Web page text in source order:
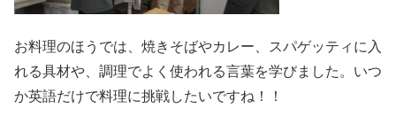
お料理のほうでは、焼きそばやカレー、スパゲッティに入
れる具材や、調理でよく使われる言葉を学びました。いつ
か英語だけで料理に挑戦したいですね！！